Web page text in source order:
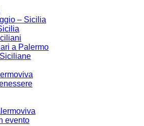
– Sicilia
a Palermo
evento